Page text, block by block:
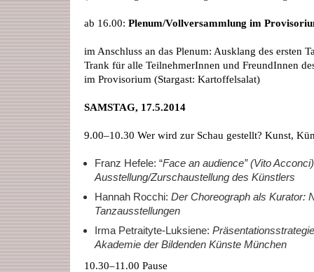
ab 16.00: Plenum/Vollversammlung im
im Anschluss an das Plenum: Ausklang des ersten
Trank für alle TeilnehmerInnen und FreundInnen
im Provisorium (Stargast: Kartoffelsalat)
SAMSTAG, 17.5.2014
9.00–10.30 Wer wird zur Schau gestellt? Kunst,
Franz Hefele: “Face an audience” (Vito
Ausstellung/Zurschaustellung des Künstlers
Hannah Rocchi: Der Choreograph als Kurator:
Tanzausstellungen
Irma Petraityte-Luksiene:
Akademie der Bildenden Künste München
10.30–11.00 Pause